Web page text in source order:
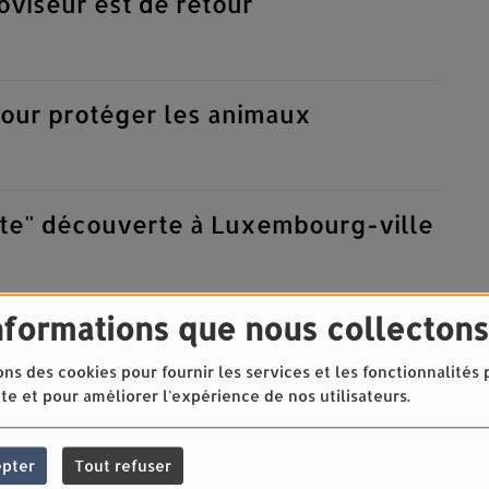
que nous collectons
des cookies pour fournir les services et les fonctionnalités
et pour améliorer l'expérience de nos utilisateurs.
Tout refuser
protéger les animaux
découverte à Luxembourg-ville
du Findel
arlonaise pour trouver une
fils